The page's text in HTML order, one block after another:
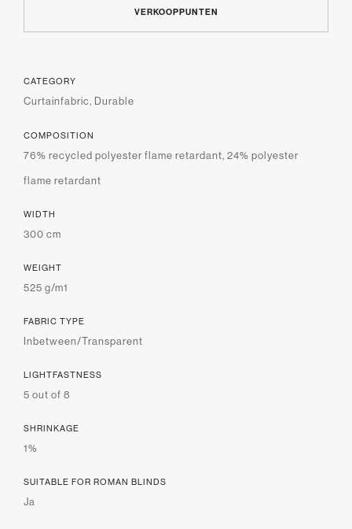
VERKOOPPUNTEN
CATEGORY
Curtainfabric, Durable
COMPOSITION
76% recycled polyester flame retardant, 24% polyester
flame retardant
WIDTH
300 cm
WEIGHT
525 g/m1
FABRIC TYPE
Inbetween/Transparent
LIGHTFASTNESS
5 out of 8
SHRINKAGE
1%
SUITABLE FOR ROMAN BLINDS
Ja